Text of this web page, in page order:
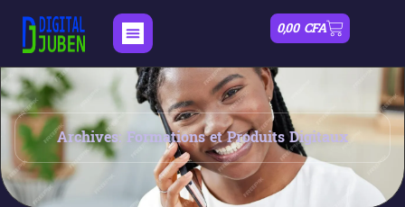
0,00 CFA
Archives: Formations et Produits Digitaux